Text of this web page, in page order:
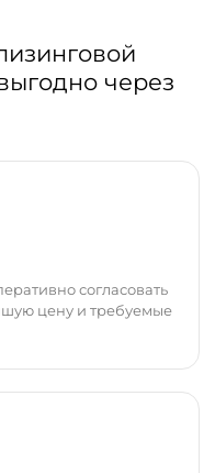
через
согласовать
цену и требуемые